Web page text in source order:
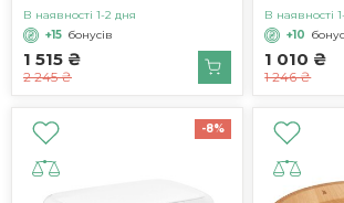
1 515 ₴
2 245 ₴
В наявності 1-2 дня
+15 бонусів
1 010 ₴
1 246 ₴
В наявності
+10
-8%